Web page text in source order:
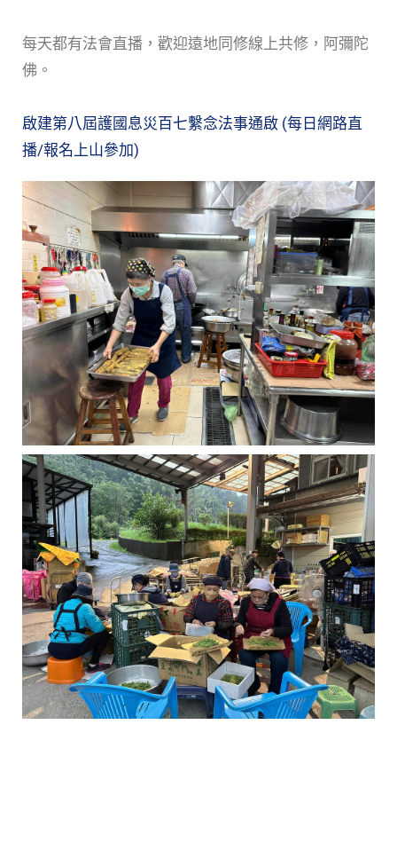
每天都有法會直播，歡迎遠地同修線上共修，阿彌陀
佛。
啟建第八屆護國息災百七繫念法事通啟 (每日網路直
播/報名上山參加)